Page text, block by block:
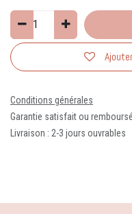
Conditions générales
Garantie satisfait ou
Livraison : 2-3 jours ouvrables